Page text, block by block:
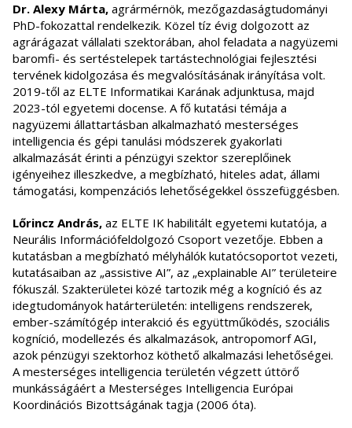
Dr. Alexy Márta, agrármérnök, mezőgazdaságtudományi
PhD-fokozattal rendelkezik. Közel tíz évig dolgozott az
agrárágazat vállalati szektorában, ahol feladata a nagyüzemi
baromfi- és sertéstelepek tartástechnológiai fejlesztési
tervének kidolgozása és megvalósításának irányítása volt.
2019-től az ELTE Informatikai Karának adjunktusa, majd
2023-tól egyetemi docense. A fő kutatási témája a
nagyüzemi állattartásban alkalmazható mesterséges
intelligencia és gépi tanulási módszerek gyakorlati
alkalmazását érinti a pénzügyi szektor szereplőinek
igényeihez illeszkedve, a megbízható, hiteles adat, állami
támogatási, kompenzációs lehetőségekkel összefüggésben.
Lőrincz András, az ELTE IK habilitált egyetemi kutatója, a
Neurális Információfeldolgozó Csoport vezetője. Ebben a
kutatásban a megbízható mélyhálók kutatócsoportot vezeti,
kutatásaiban az „assistive AI”, az „explainable AI” területeire
fókuszál. Szakterületei közé tartozik még a kogníció és az
idegtudományok határterületén: intelligens rendszerek,
ember-számítógép interakció és együttműködés, szociális
kogníció, modellezés és alkalmazások, antropomorf AGI,
azok pénzügyi szektorhoz köthető alkalmazási lehetőségei.
A mesterséges intelligencia területén végzett úttörő
munkásságáért a Mesterséges Intelligencia Európai
Koordinációs Bizottságának tagja (2006 óta).